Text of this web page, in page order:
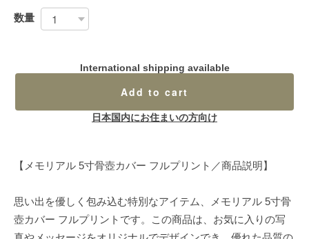
数量
International shipping available
Add to cart
日本国内にお住まいの方向け
【メモリアル 5寸骨壺カバー フルプリント／商品説明】
思い出を優しく包み込む特別なアイテム、メモリアル 5寸骨
壺カバー フルプリントです。この商品は、お気に入りの写